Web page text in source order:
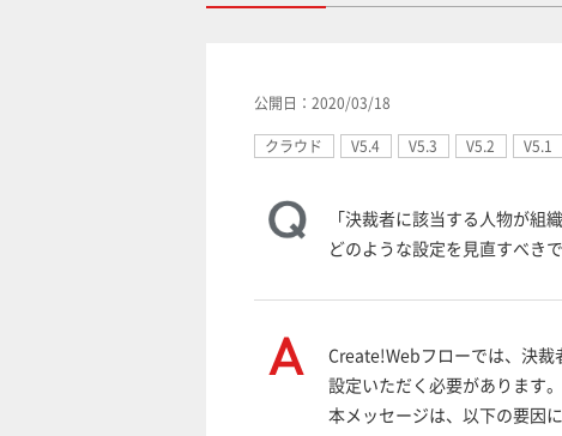
公開日：2020/03/18
クラウド
V5.4 V5.3 V5.2 V5.1
「決裁者に該当する人物が組
どのような設定を見直すべきで
Create!Webフローでは、決裁
設定いただく必要があります。
本メッセージは、以下の要因